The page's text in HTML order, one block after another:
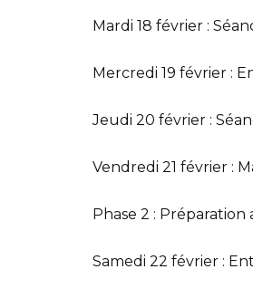
Mardi 18 février :
Mercredi 19 février :
Jeudi 20 février :
Vendredi 21 février :
Phase 2 :
Samedi 22 février :